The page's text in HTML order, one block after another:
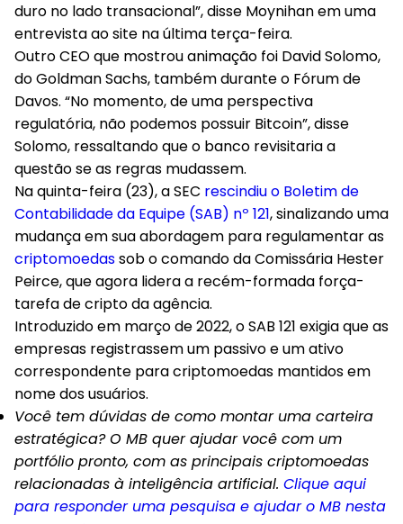
duro no lado transacional”, disse Moynihan em uma
entrevista ao site na última terça-feira.
Outro CEO que mostrou animação foi David Solomo,
do Goldman Sachs, também durante o Fórum de
Davos. “No momento, de uma perspectiva
regulatória, não podemos possuir Bitcoin”, disse
Solomo, ressaltando que o banco revisitaria a
questão se as regras mudassem.
Na quinta-feira (23), a SEC rescindiu o Boletim de
Contabilidade da Equipe (SAB) nº 121, sinalizando uma
mudança em sua abordagem para regulamentar as
criptomoedassob o comando da Comissária Hester
Peirce, que agora lidera a recém-formada força-
tarefa de cripto da agência.
Introduzido em março de 2022, o SAB 121 exigia que as
empresas registrassem um passivo e um ativo
correspondente para criptomoedas mantidos em
nome dos usuários.
Você tem dúvidas de como montar uma carteira
estratégica? O MB quer ajudar você com um
portfólio pronto, com as principais criptomoedas
relacionadas à inteligência artificial. Clique aqui
para responder uma pesquisa e ajudar o MB nesta